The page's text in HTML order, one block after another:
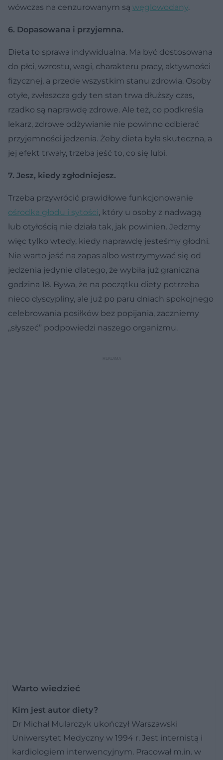
wówczas na cenzurowanym są węglowodany.
6. Dopasowana i przyjemna.
Dieta to sprawa indywidualna. Ma być dostosowana
do płci, wzrostu, wagi, charakteru pracy, aktywności
fizycznej, a przede wszystkim stanu zdrowia. Osoby
otyłe, zwłaszcza gdy ten stan trwa dłuższy czas,
rzadko są naprawdę zdrowe. Ale też, co podkreśla
lekarz, zdrowe odżywianie nie powinno odbierać
przyjemności jedzenia. Żeby dieta była skuteczna, a
jej efekt trwały, trzeba jeść to, co się lubi.
7. Jesz, kiedy zgłodniejesz.
Trzeba przywrócić prawidłowe funkcjonowanie
ośrodka głodu i sytości, który u osoby z nadwagą
lub otyłością nie działa tak, jak powinien. Jedzmy
więc tylko wtedy, kiedy naprawdę jesteśmy głodni.
Nie warto jeść na zapas albo wstrzymywać się od
jedzenia jedynie dlatego, że wybiła już graniczna
godzina 18. Bywa, że na początku diety potrzeba
nieco dyscypliny, ale już po paru dniach spokojnego
celebrowania posiłków bez popijania, zaczniemy
„słyszeć” podpowiedzi naszego organizmu.
Warto wiedzieć
Kim jest autor diety?
Dr Michał Mularczyk ukończył Warszawski
Uniwersytet Medyczny w 1994 r. Jest internistą i
kardiologiem interwencyjnym. Pracował m.in. w